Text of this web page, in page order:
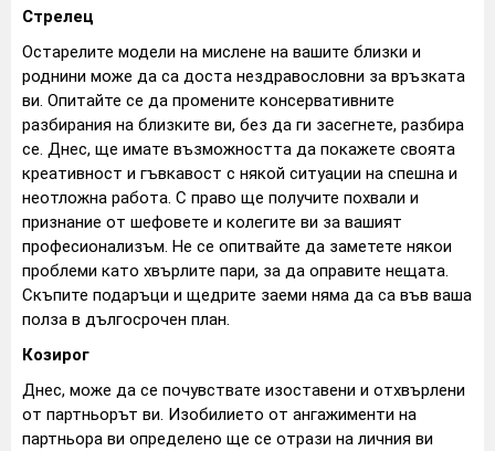
Стрелец
Остарелите модели на мислене на вашите близки и
роднини може да са доста нездравословни за връзката
ви. Опитайте се да промените консервативните
разбирания на близките ви, без да ги засегнете, разбира
се. Днес, ще имате възможността да покажете своята
креативност и гъвкавост с някой ситуации на спешна и
неотложна работа. С право ще получите похвали и
признание от шефовете и колегите ви за вашият
професионализъм. Не се опитвайте да заметете някои
проблеми като хвърлите пари, за да оправите нещата.
Скъпите подаръци и щедрите заеми няма да са във ваша
полза в дългосрочен план.
Козирог
Днес, може да се почувствате изоставени и отхвърлени
от партньорът ви. Изобилието от ангажименти на
партньора ви определено ще се отрази на личния ви